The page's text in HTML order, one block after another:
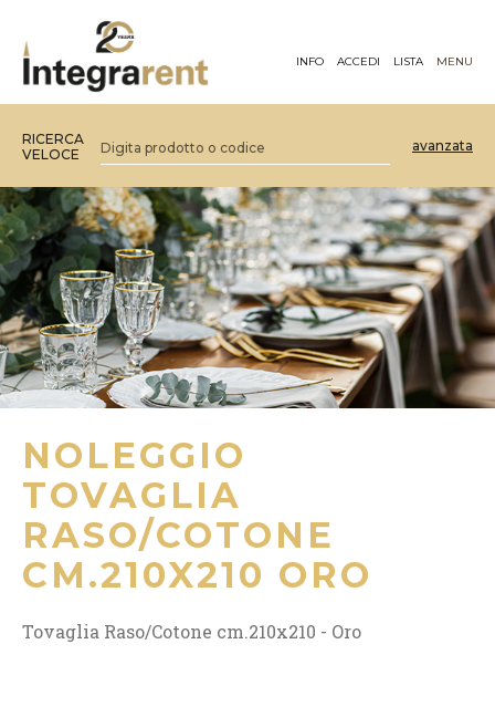
INFO ACCEDI LISTA MENU
RICERCA
VELOCE
avanzata
NOLEGGIO
TOVAGLIA
RASO/COTONE
CM.210X210 ORO
Tovaglia Raso/Cotone cm.210x210 - Oro